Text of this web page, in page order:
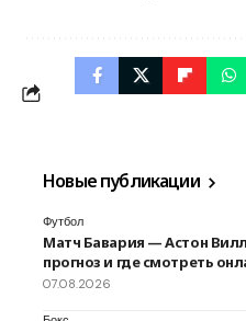
Новые публикации
Футбол
Матч Бавария — Астон
прогноз и где смотреть
07.08.2026